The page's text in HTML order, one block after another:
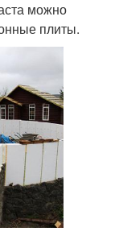
можно
плиты.